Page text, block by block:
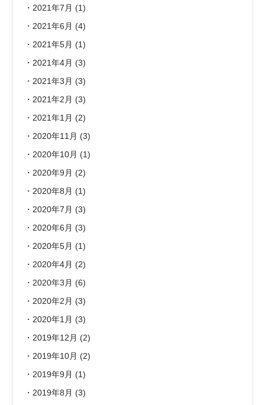
2021年7月 (1)
2021年6月 (4)
2021年5月 (1)
2021年4月 (3)
2021年3月 (3)
2021年2月 (3)
2021年1月 (2)
2020年11月 (3)
2020年10月 (1)
2020年9月 (2)
2020年8月 (1)
2020年7月 (3)
2020年6月 (3)
2020年5月 (1)
2020年4月 (2)
2020年3月 (6)
2020年2月 (3)
2020年1月 (3)
2019年12月 (2)
2019年10月 (2)
2019年9月 (1)
2019年8月 (3)